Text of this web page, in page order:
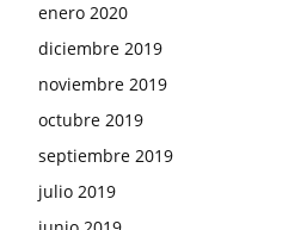
enero 2020
diciembre 2019
noviembre 2019
octubre 2019
septiembre 2019
julio 2019